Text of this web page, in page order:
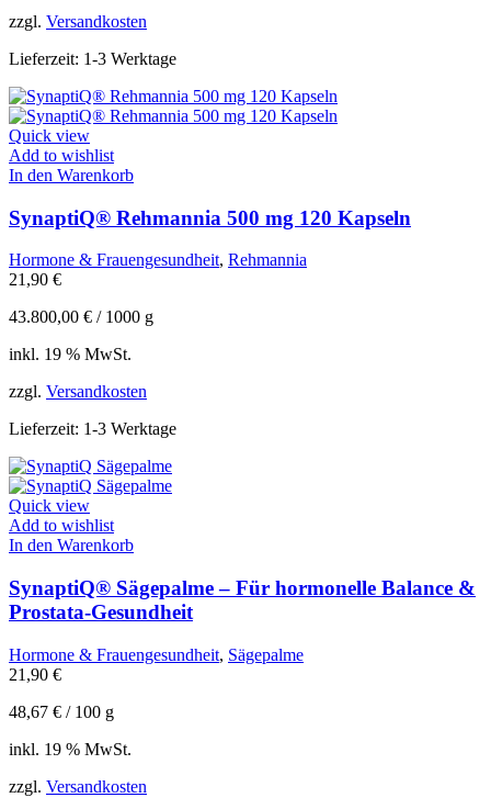
zzgl. Versandkosten
Lieferzeit: 1-3 Werktage
Quick view
Add to wishlist
In den Warenkorb
SynaptiQ® Rehmannia 500 mg 120 Kapseln
Hormone & Frauengesundheit, Rehmannia
21,90 €
43.800,00 € / 1000 g
inkl. 19 % MwSt.
zzgl. Versandkosten
Lieferzeit: 1-3 Werktage
Quick view
Add to wishlist
In den Warenkorb
SynaptiQ® Sägepalme – Für hormonelle Balance &
Prostata-Gesundheit
Hormone & Frauengesundheit, Sägepalme
21,90 €
48,67 € / 100 g
inkl. 19 % MwSt.
zzgl. Versandkosten